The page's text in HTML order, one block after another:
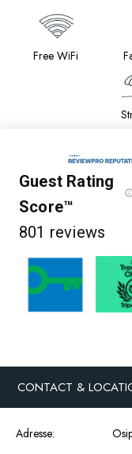
Free WiFi
Guest Rating
Score™
801 reviews
5 quellen
CONTACT &
Adresse: